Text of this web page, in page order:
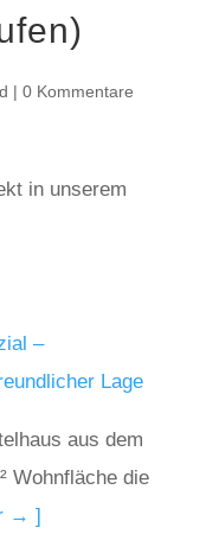
| 0 Kommentare
in unserem
–
Lage
aus dem
Wohnfläche die
→ ]